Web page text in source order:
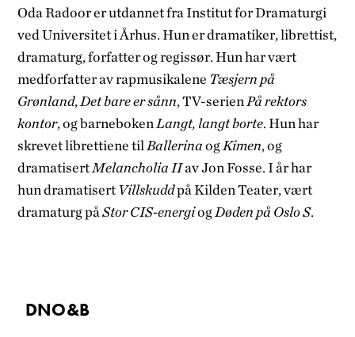
OdaRadoorer utdannet fra Institutfor Dramaturgi
ved Universitet i Århus. Hun er dramatiker, librettist,
dramaturg, forfatter og regissør. Hun harvært
medforfatteravrapmusikalene Tæsjern på
Grønland, Det bare er sånn,TV-serien På rektors
kontor,ogbarneboken Langt, langtborte. Hun har
skrevetlibrettiene til BallerinaogKimen, og
dramatisertMelancholia IIav Jon Fosse. I år har
hun dramatisertVillskuddpå Kilden Teater, vært
dramaturg påStor CIS-energiogDøden på Oslo S.
DNO&B